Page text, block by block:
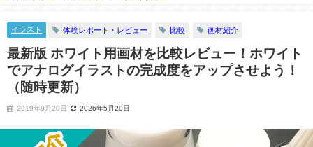
イラスト 体験レポート・レビュー 比較 画材紹介
最新版 ホワイト用画材を比較レビュー！ホワイト
でアナログイラストの完成度をアップさせよう！
（随時更新）
2019年9月20日 2026年5月20日